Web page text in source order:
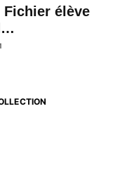
Fichier élève